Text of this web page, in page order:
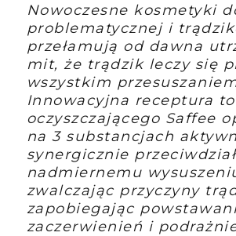
Nowoczesne kosmetyki
problematycznej i
przełamują od dawna
mit, że trądzik leczy się
wszystkim
Innowacyjna receptura
oczyszczającego Saffee
na 3 substancjach
synergicznie
nadmiernemu
zwalczając przyczyny
zapobiegając
zaczerwienień i